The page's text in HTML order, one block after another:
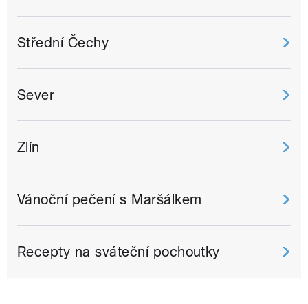
Střední Čechy
Sever
Zlín
Vánoční pečení s Maršálkem
Recepty na sváteční pochoutky